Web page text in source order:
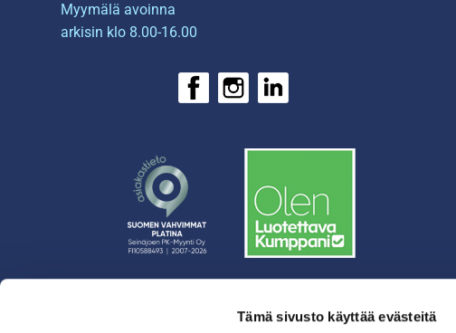
Tämä sivusto käyttää evästeitä
Myymälä avoinna
arkisin klo 8.00-16.00